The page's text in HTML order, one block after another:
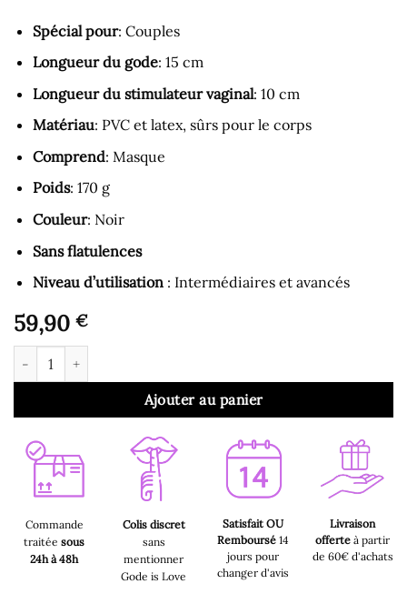
Spécial pour: Couples
Longueur du gode: 15 cm
Longueur du stimulateur vaginal: 10 cm
Matériau: PVC et latex, sûrs pour le corps
Comprend: Masque
Poids: 170 g
Couleur: Noir
Sans flatulences
Niveau d’utilisation: Intermédiaires et avancés
59,90 €
quantité de Gode Ceinture - Harnais Gode Noir Double
Ajouter au panier
Commande
traitée sous
24h à 48h
Colis discret
sans
mentionner
Gode is Love
Satisfait OU
Remboursé14
jours pour
changer d'avis
Livraison
offerte à partir
de 60€ d'achats